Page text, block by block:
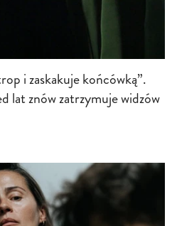
i zaskakuje końcówką”.
lat znów zatrzymuje widzów